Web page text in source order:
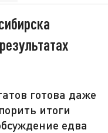
готова даже
итоги
едва